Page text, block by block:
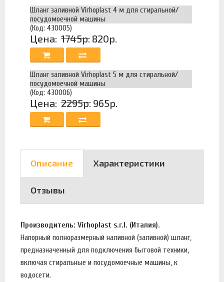
Шланг заливной Virhoplast 4 м для стиральной/
посудомоечной машины
(Код: 430005)
Цена: 1745р. 820р.
Шланг заливной Virhoplast 5 м для стиральной/
посудомоечной машины
(Код: 430006)
Цена: 2295р. 965р.
Описание Характеристики
Отзывы
Производитель: Virhoplast s.r.l. (Италия).
Напорный полноразмерный наливной (заливной) шланг,
предназначенный для подключения бытовой техники,
включая стиральные и посудомоечные машины, к
водосети.